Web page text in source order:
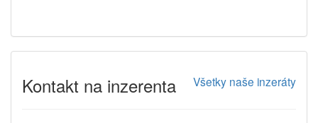
Kontakt na inzerenta Všetky naše inzeráty